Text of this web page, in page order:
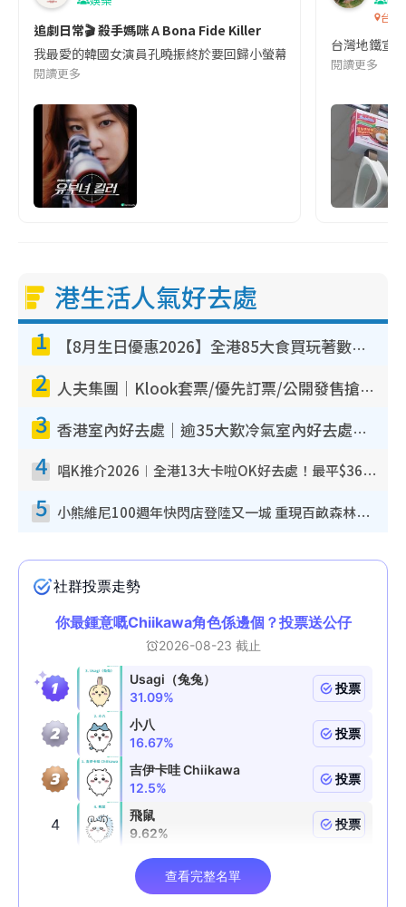
追劇日常🎬 殺手媽咪 A Bona Fide Killer
我最愛的韓國女演員孔曉振終於要回歸小螢幕啦!這次的劇本改編
閱讀更多
台灣
台灣地鐵宣
閱讀更多
港生活人氣好去處
1 【8月生日優惠2026】全港85大食買玩著數攻略 自助餐/火鍋放題同行免費＋誠品/DONKI送現金券
2 人夫集團｜Klook套票/優先訂票/公開發售搶飛攻略！附票價.購票連結.場地座位表
3 香港室內好去處｜逾35大歎冷氣室內好去處推介 室內活動免費避雨無懼落雨
4 唱K推介2026︱全港13大卡啦OK好去處！最平$36起 日文K都有！(附地址+收費詳情)
5 小熊維尼100週年快閃店登陸又一城 重現百畝森林經典場景／獨家限定盲盒登場／專屬DIY香水